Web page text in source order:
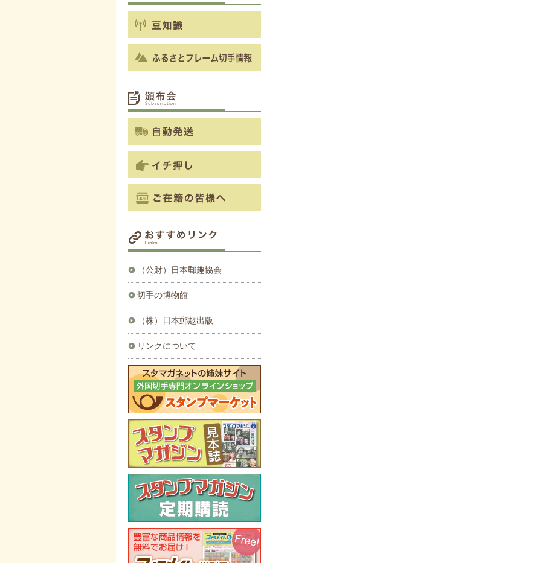
（公財）日本郵趣協会
切手の博物館
（株）日本郵趣出版
リンクについて